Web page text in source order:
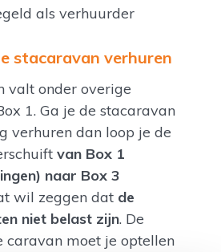
als verhuurder
stacaravan verhuren
valt onder overige
1. Ga je de stacaravan
verhuren dan loop je de
van Box 1
naar Box 3
wil zeggen dat de
niet belast zijn. De
caravan moet je optellen